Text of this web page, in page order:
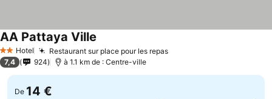
2 Étoiles
Hotel Restaurant sur place pour les repas
AA Pattaya Ville
7,4 924 à 1.1 km de : Centre-ville
De 14 €